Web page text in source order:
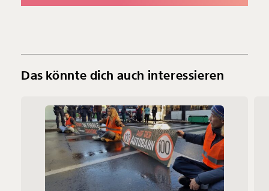
Das könnte dich auch interessieren